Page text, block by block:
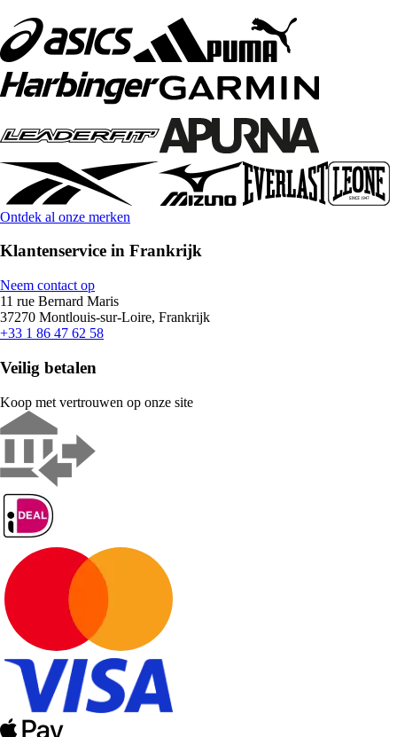
Ontdek al onze merken
Klantenservice in Frankrijk
Neem contact op
11 rue Bernard Maris
37270 Montlouis-sur-Loire, Frankrijk
+33 1 86 47 62 58
Veilig betalen
Koop met vertrouwen op onze site